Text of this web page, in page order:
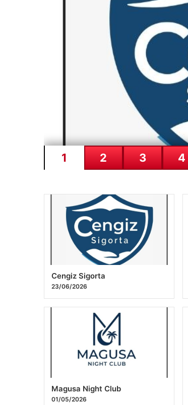
Shamrock Rovers
Kritik Anlar
İrlanda temsilcisi Shamrock Rovers,
1 2 3 4
Cengiz Sigorta
23/06/2026
Magusa Night Club
01/05/2026